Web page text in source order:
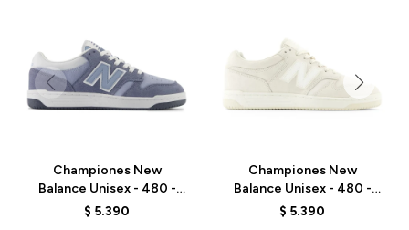
Championes New
Balance Unisex - 480 -
BB480LEB - ARCTIC
$ 5.390
Championes New
Balance Unisex - 480 -
BB480LDS - LINEN
$ 5.390